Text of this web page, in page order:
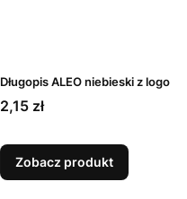
Długopis ALEO niebieski z logo
Cena
2,15 zł
Zobacz produkt